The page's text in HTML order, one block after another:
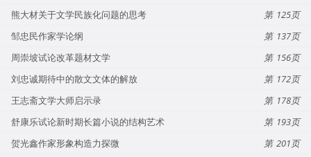
熊大材关于文学民族化问题的思考
125
邹忠民作家学论纲
137
周崇坡试论改革题材文学
156
刘忠诚期待中的散文文体的解放
172
王志斋文学大师启示录
178
舒康乐试论新时期长篇小说的结构艺术
193
贺光鑫作家形象构造力探微
201